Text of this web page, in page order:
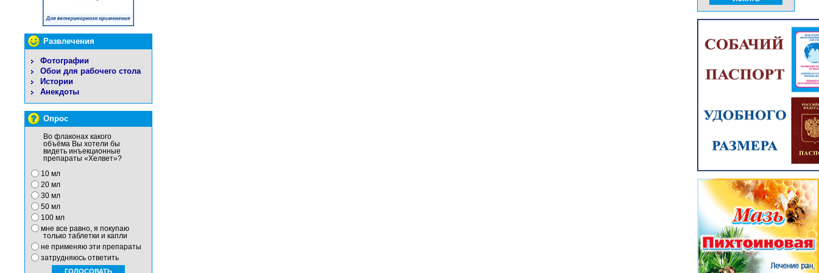
Развлечения
Фотографии
Обои для рабочего стола
Истории
Анекдоты
Опрос
Во флаконах какого
объёма Вы хотели бы
видеть инъекционные
препараты «Хелвет»?
10 мл
20 мл
30 мл
50 мл
100 мл
мне все равно, я покупаю
только таблетки и капли
не применяю эти препараты
затрудняюсь ответить